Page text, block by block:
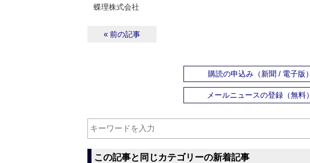
蝶理株式会社
« 前の記事
購読の申込み（新聞 / 電子版）
メールニュースの登録（無料）
この記事と同じカテゴリーの新着記事